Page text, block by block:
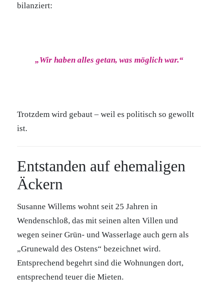
bilanziert:
„Wir haben alles getan, was möglich war.“
Trotzdem wird gebaut – weil es politisch so gewollt
ist.
Entstanden auf ehemaligen
Äckern
Susanne Willems wohnt seit 25 Jahren in
Wendenschloß, das mit seinen alten Villen und
wegen seiner Grün- und Wasserlage auch gern als
„Grunewald des Ostens“ bezeichnet wird.
Entsprechend begehrt sind die Wohnungen dort,
entsprechend teuer die Mieten.